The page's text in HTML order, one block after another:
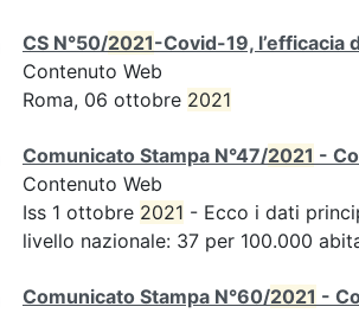
CS N°50/2021-Covid-19, l’efficacia
Contenuto Web
Roma, 06 ottobre 2021
Comunicato Stampa N°47/2021 -
Contenuto Web
Iss 1 ottobre 2021 - Ecco i dati
livello nazionale: 37 per 100.000
Comunicato Stampa N°60/2021 -